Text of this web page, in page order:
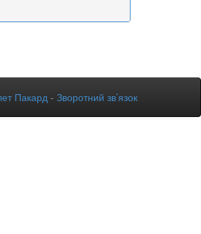
Пакард- Зворотний зв’язок